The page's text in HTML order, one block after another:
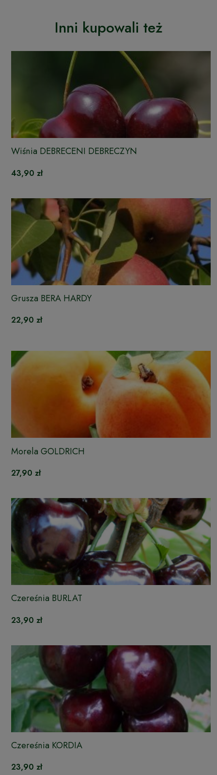
Inni kupowali też
Wiśnia DEBRECENI DEBRECZYN
43,90 zł
Grusza BERA HARDY
22,90 zł
Morela GOLDRICH
27,90 zł
Czereśnia BURLAT
23,90 zł
Czereśnia KORDIA
23,90 zł